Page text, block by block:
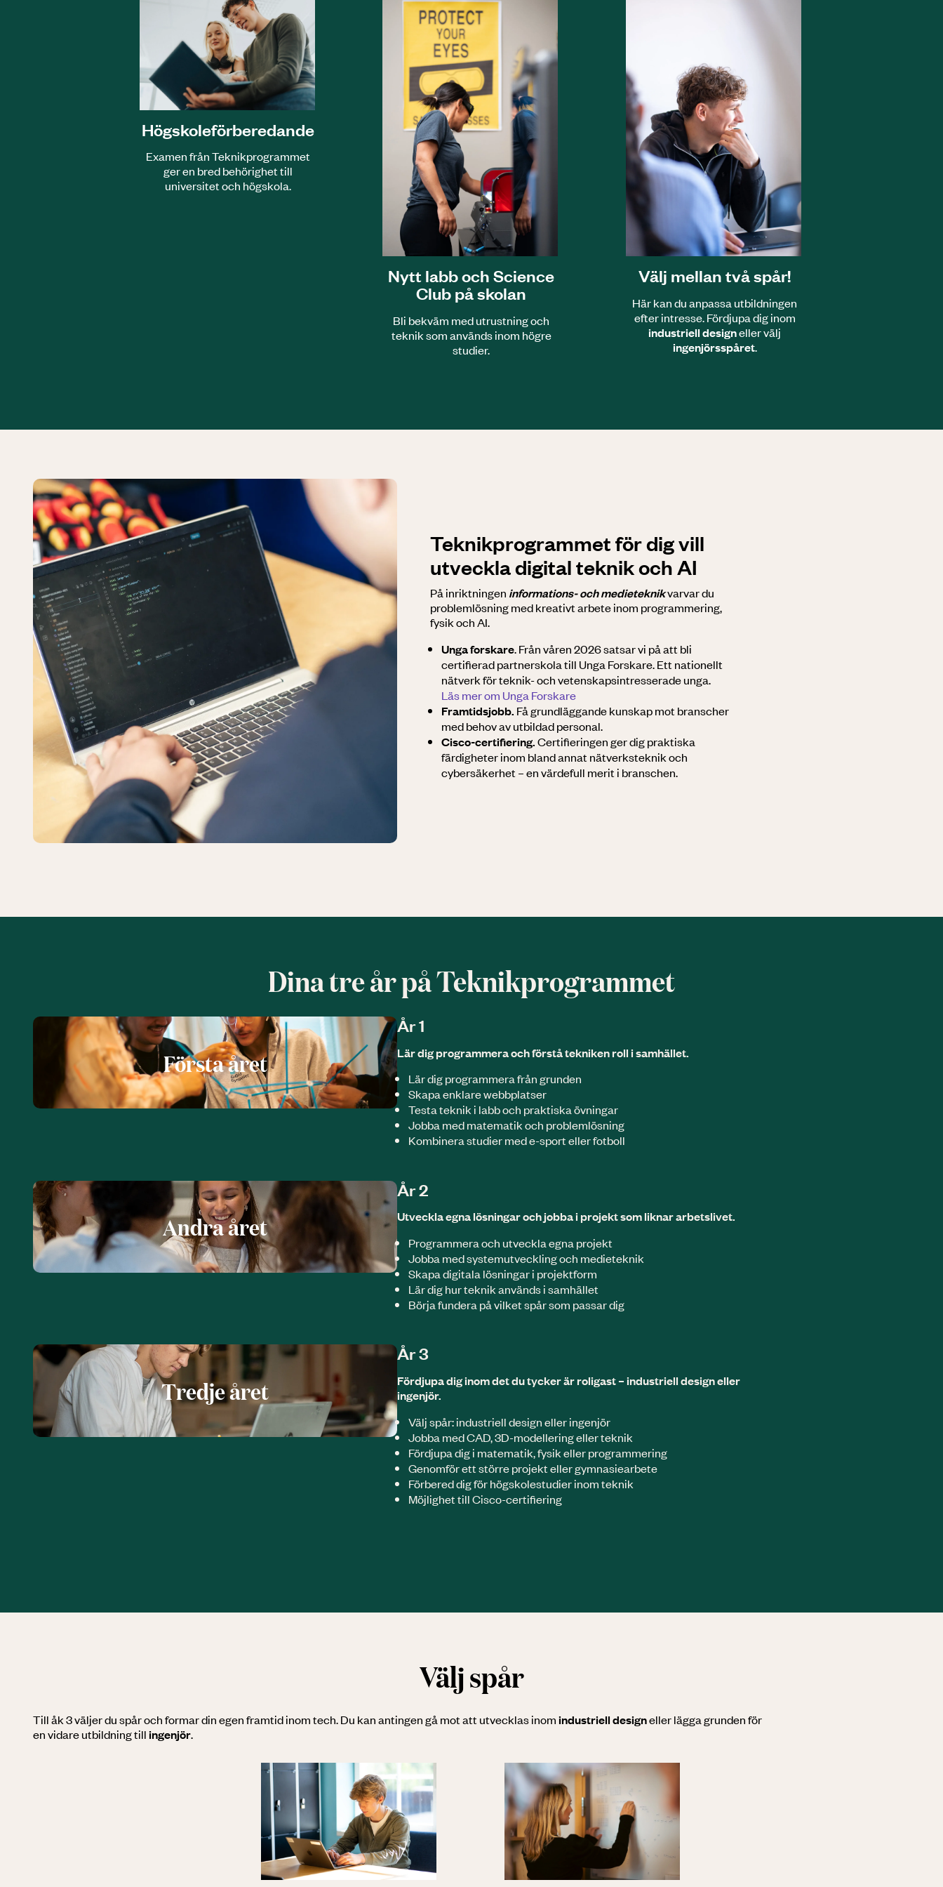
Högskole­förberedande
Examen från Teknik­programmet
ger en bred behörighet till
universitet och högskola.
Nytt labb och Science
Club på skolan
Bli bekväm med utrustning och
teknik som används inom högre
studier.
Välj mellan två spår!
Här kan du anpassa utbildningen
efter intresse. Fördjupa dig inom
industriell designeller välj
ingenjörsspåret.
Teknik­programmet för dig vill
utveckla digital teknik och AI
På inriktningen informations- och medieteknikvarvar du
problemlösning med kreativt arbete inom programmering,
fysik och AI.
Unga forskare. Från våren 2026 satsar vi på att bli
certifierad partnerskola till Unga Forskare. Ett nationellt
nätverk för teknik- och vetenskapsintresserade unga.
Läs mer om Unga Forskare
Framtidsjobb. Få grundläggande kunskap mot branscher
med behov av utbildad personal.
Cisco-certifiering.Certifieringen ger dig praktiska
färdigheter inom bland annat nätverksteknik och
cybersäkerhet – en värdefull merit i branschen.
Dina tre år på Teknik­programmet
Första året
År 1
Lär dig programmera och förstå tekniken roll i samhället.
Lär dig programmera från grunden
Skapa enklare webbplatser
Testa teknik i labb och praktiska övningar
Jobba med matematik och problemlösning
Kombinera studier med e-sport eller fotboll
Andra året
År 2
Utveckla egna lösningar och jobba i projekt som liknar arbetslivet.
Programmera och utveckla egna projekt
Jobba med systemutveckling och medieteknik
Skapa digitala lösningar i projektform
Lär dig hur teknik används i samhället
Börja fundera på vilket spår som passar dig
Tredje året
År 3
Fördjupa dig inom det du tycker är roligast – industriell design eller
ingenjör.
Välj spår: industriell design eller ingenjör
Jobba med CAD, 3D-modellering eller teknik
Fördjupa dig i matematik, fysik eller programmering
Genomför ett större projekt eller gymnasiearbete
Förbered dig för högskolestudier inom teknik
Möjlighet till Cisco-certifiering
Välj spår
Till åk 3 väljer du spår och formar din egen framtid inom tech. Du kan antingen gå mot att utvecklas inomindustriell designeller lägga grunden för
en vidare utbildning tillingenjör.